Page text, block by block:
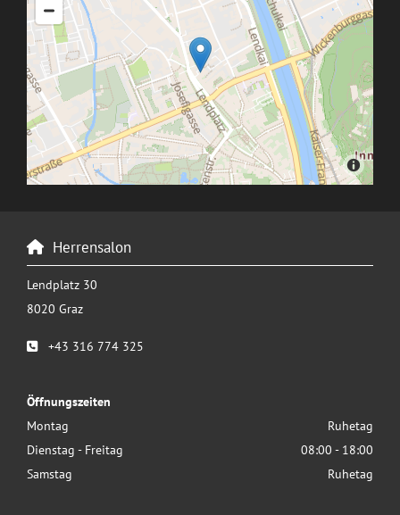
 Herrensalon
Lendplatz 30
8020 Graz
 +43 316 774 325
Öffnungszeiten
Montag
Ruhetag
Dienstag - Freitag
08:00 - 18:00
Samstag
Ruhetag